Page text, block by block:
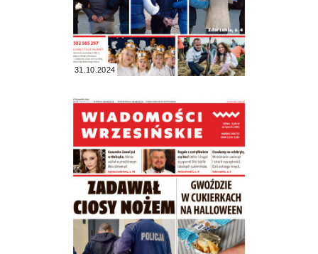
31.10.2024